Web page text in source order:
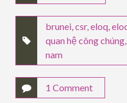
brunei,csr,eloq,
quan hệ công chúng
nam
1 Comment